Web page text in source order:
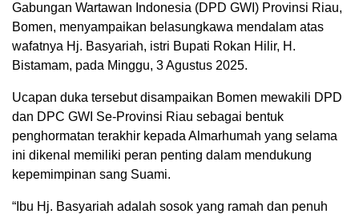
Gabungan Wartawan Indonesia (DPD GWI) Provinsi Riau,
Bomen, menyampaikan belasungkawa mendalam atas
wafatnya Hj. Basyariah, istri Bupati Rokan Hilir, H.
Bistamam, pada Minggu, 3 Agustus 2025.
Ucapan duka tersebut disampaikan Bomen mewakili DPD
dan DPC GWI Se-Provinsi Riau sebagai bentuk
penghormatan terakhir kepada Almarhumah yang selama
ini dikenal memiliki peran penting dalam mendukung
kepemimpinan sang Suami.
“Ibu Hj. Basyariah adalah sosok yang ramah dan penuh